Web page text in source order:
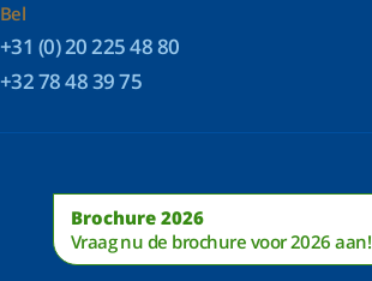
Bel
+31 (0) 20 225 48 80
+32 78 48 39 75
Brochure 2026
Vraag nu de brochure voor 2026 aan!